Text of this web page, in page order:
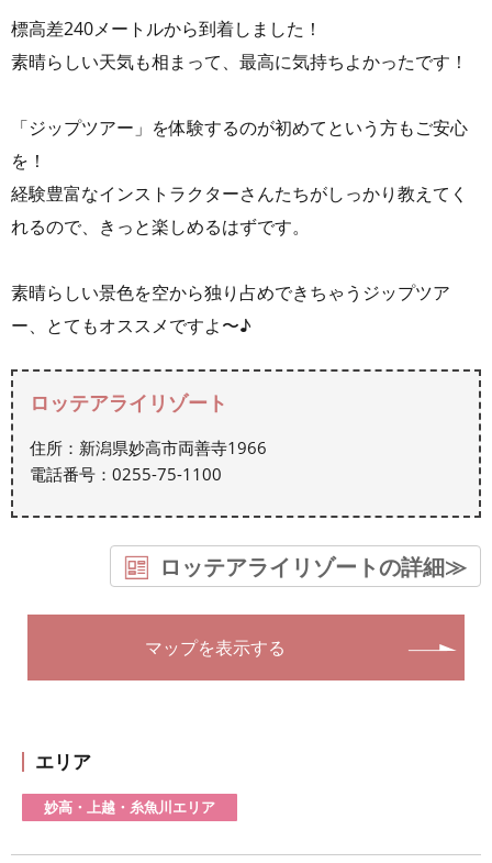
標高差240メートルから到着しました！
素晴らしい天気も相まって、最高に気持ちよかったです！
「ジップツアー」を体験するのが初めてという方もご安心
を！
経験豊富なインストラクターさんたちがしっかり教えてく
れるので、きっと楽しめるはずです。
素晴らしい景色を空から独り占めできちゃうジップツア
ー、とてもオススメですよ〜♪
ロッテアライリゾート
住所：新潟県妙高市両善寺1966
電話番号：0255-75-1100
ロッテアライリゾートの詳細≫
マップを表示する
エリア
妙高・上越・糸魚川エリア